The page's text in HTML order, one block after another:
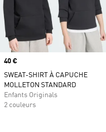
Prix
40 €
SWEAT-SHIRT À CAPUCHE
MOLLETON STANDARD
Enfants Originals
2 couleurs